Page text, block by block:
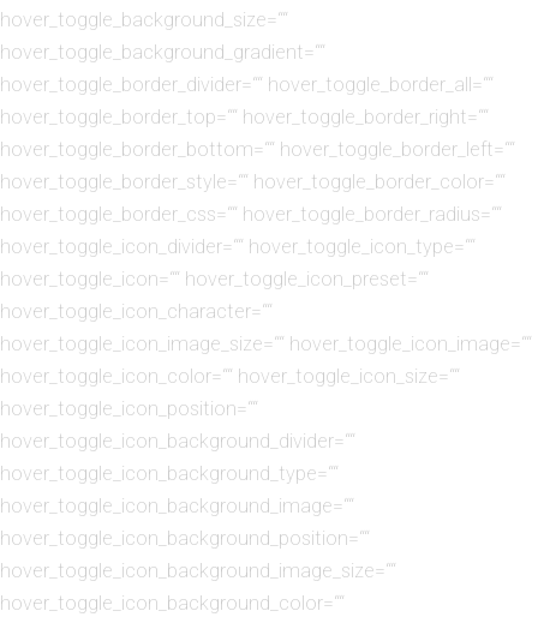
hover_toggle_background_size=““
hover_toggle_background_gradient=““
hover_toggle_border_divider=““ hover_toggle_border_all=““
hover_toggle_border_top=““ hover_toggle_border_right=““
hover_toggle_border_bottom=““ hover_toggle_border_left=““
hover_toggle_border_style=““ hover_toggle_border_color=““
hover_toggle_border_css=““ hover_toggle_border_radius=““
hover_toggle_icon_divider=““ hover_toggle_icon_type=““
hover_toggle_icon=““ hover_toggle_icon_preset=““
hover_toggle_icon_character=““
hover_toggle_icon_image_size=““ hover_toggle_icon_image=““
hover_toggle_icon_color=““ hover_toggle_icon_size=““
hover_toggle_icon_position=““
hover_toggle_icon_background_divider=““
hover_toggle_icon_background_type=““
hover_toggle_icon_background_image=““
hover_toggle_icon_background_position=““
hover_toggle_icon_background_image_size=““
hover_toggle_icon_background_color=““